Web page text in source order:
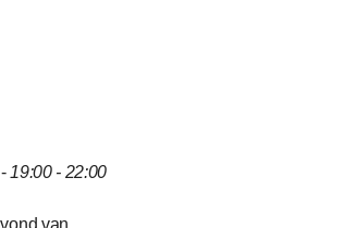
19:00 - 22:00
van